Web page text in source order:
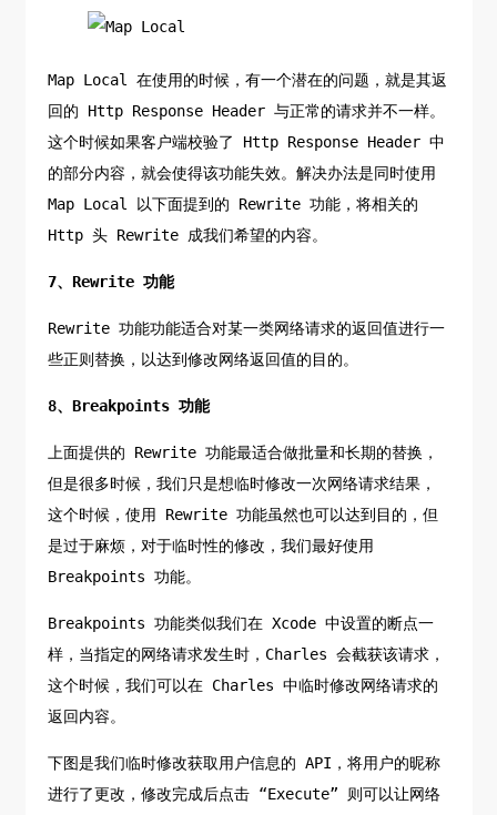
Map Local 在使用的时候，有一个潜在的问题，就是其返
回的 Http Response Header 与正常的请求并不一样。
这个时候如果客户端校验了 Http Response Header 中
的部分内容，就会使得该功能失效。解决办法是同时使用
Map Local 以下面提到的 Rewrite 功能，将相关的
Http 头 Rewrite 成我们希望的内容。
7、Rewrite 功能
Rewrite 功能功能适合对某一类网络请求的返回值进行一
些正则替换，以达到修改网络返回值的目的。
8、Breakpoints 功能
上面提供的 Rewrite 功能最适合做批量和长期的替换，
但是很多时候，我们只是想临时修改一次网络请求结果，
这个时候，使用 Rewrite 功能虽然也可以达到目的，但
是过于麻烦，对于临时性的修改，我们最好使用
Breakpoints 功能。
Breakpoints 功能类似我们在 Xcode 中设置的断点一
样，当指定的网络请求发生时，Charles 会截获该请求，
这个时候，我们可以在 Charles 中临时修改网络请求的
返回内容。
下图是我们临时修改获取用户信息的 API，将用户的昵称
进行了更改，修改完成后点击 “Execute” 则可以让网络